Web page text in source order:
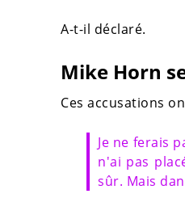
A-t-il déclaré.
Mike Horn
Ces accusations
Je ne ferais
n'ai pas
sûr. Mais